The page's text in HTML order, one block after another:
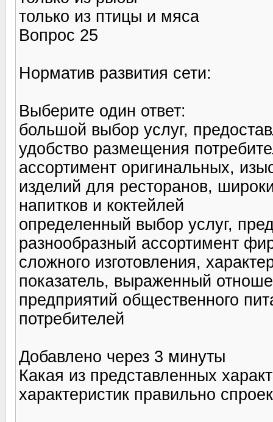
только из птицы и мяса
Вопрос 25
Норматив развития сети:
Выберите один ответ:
большой выбор услуг,
удобство размещения
ассортимент оригинальных,
изделий для ресторанов,
напитков и коктейлей
определенный выбор услуг,
разнообразный ассортимент
сложного изготовления,
показатель, выраженный
предприятий общественного
потребителей
Добавлено через 3 минуты
Какая из представленных
характеристик правильно